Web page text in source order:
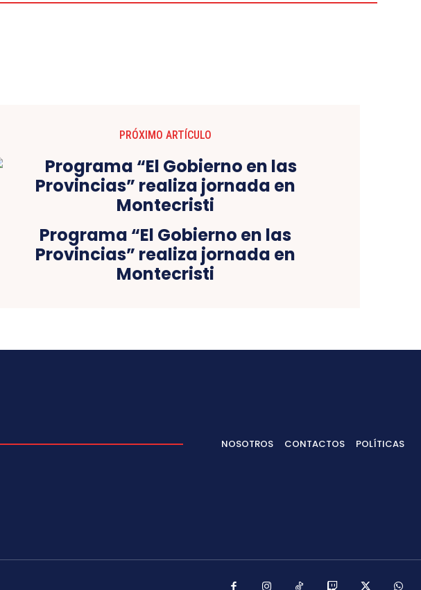
PRÓXIMO ARTÍCULO
Programa “El Gobierno en las
Provincias” realiza jornada en
Montecristi
NOSOTROS CONTACTOS POLÍTICAS